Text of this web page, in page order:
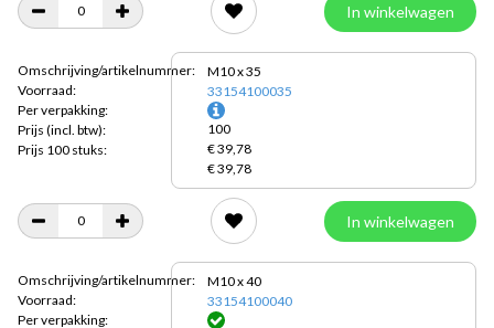
In winkelwagen
Omschrijving/artikelnummer:
Voorraad:
Per verpakking:
Prijs (incl. btw):
Prijs 100 stuks:
M10 x 35
33154100035
100
€ 39,78
€ 39,78
In winkelwagen
Omschrijving/artikelnummer:
Voorraad:
Per verpakking:
M10 x 40
33154100040